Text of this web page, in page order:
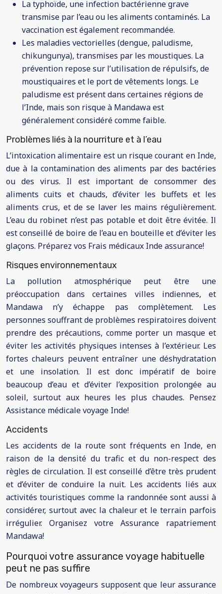
La typhoïde, une infection bactérienne grave
transmise par l’eau ou les aliments contaminés. La
vaccination est également recommandée.
Les maladies vectorielles (dengue, paludisme,
chikungunya), transmises par les moustiques. La
prévention repose sur l’utilisation de répulsifs, de
moustiquaires et le port de vêtements longs. Le
paludisme est présent dans certaines régions de
l’Inde, mais son risque à Mandawa est
généralement considéré comme faible.
Problèmes liés à la nourriture et à l’eau
L’intoxication alimentaire est un risque courant en Inde,
due à la contamination des aliments par des bactéries
ou des virus. Il est important de consommer des
aliments cuits et chauds, d’éviter les buffets et les
aliments crus, et de se laver les mains régulièrement.
L’eau du robinet n’est pas potable et doit être évitée. Il
est conseillé de boire de l’eau en bouteille et d’éviter les
glaçons. Préparez vos Frais médicaux Inde assurance!
Risques environnementaux
La pollution atmosphérique peut être une
préoccupation dans certaines villes indiennes, et
Mandawa n’y échappe pas complètement. Les
personnes souffrant de problèmes respiratoires doivent
prendre des précautions, comme porter un masque et
éviter les activités physiques intenses à l’extérieur. Les
fortes chaleurs peuvent entraîner une déshydratation
et une insolation. Il est donc impératif de boire
beaucoup d’eau et d’éviter l’exposition prolongée au
soleil, surtout aux heures les plus chaudes. Pensez
Assistance médicale voyage Inde!
Accidents
Les accidents de la route sont fréquents en Inde, en
raison de la densité du trafic et du non-respect des
règles de circulation. Il est conseillé d’être très prudent
et d’éviter de conduire la nuit. Les accidents liés aux
activités touristiques comme la randonnée sont aussi à
considérer, surtout avec la chaleur et le terrain parfois
irrégulier. Organisez votre Assurance rapatriement
Mandawa!
Pourquoi votre assurance voyage habituelle
peut ne pas suffire
De nombreux voyageurs supposent que leur assurance